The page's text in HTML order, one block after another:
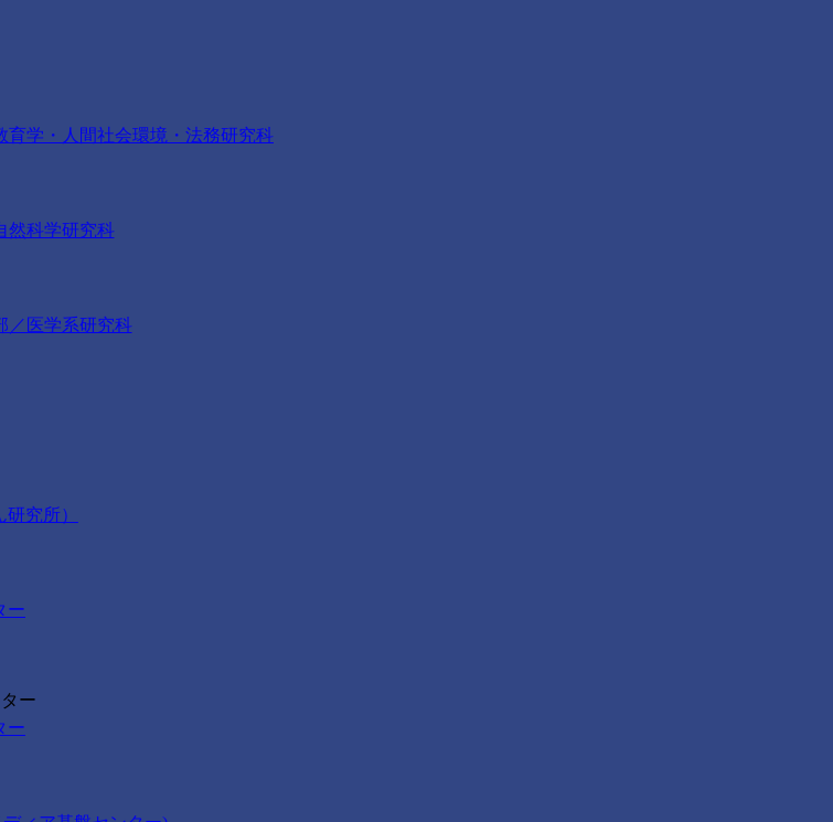
学・人間社会環境・法務研究科
然科学研究科
／医学系研究科
究所）
ー
ー
ー